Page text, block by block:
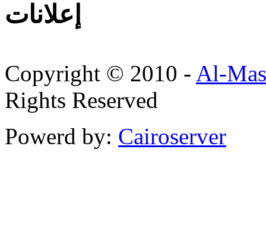
إعلانات
Copyright © 2010 - Al-
Rights Reserved
Powerd by: Cairoserver